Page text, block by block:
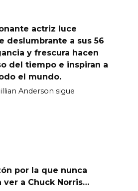
actriz luce
deslumbrante a sus 56
y frescura hacen
del tiempo e inspiran a
el mundo.
Anderson sigue
por la que nunca
ver a Chuck Norris…